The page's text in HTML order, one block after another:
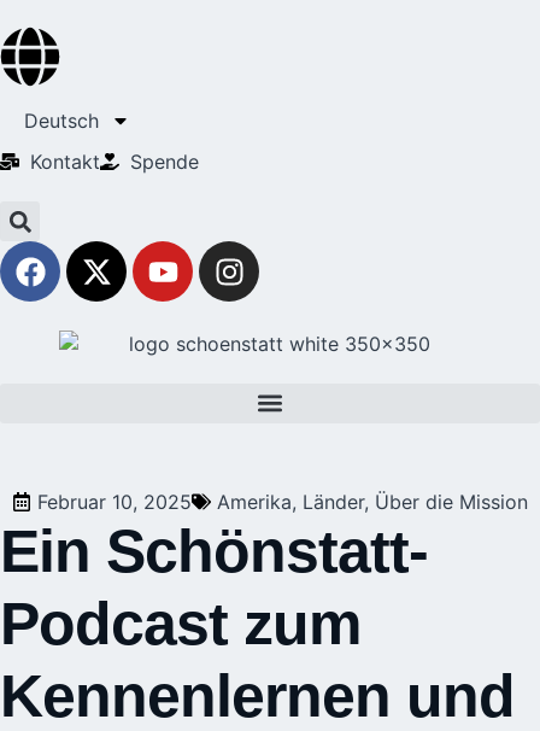
Deutsch
Kontakt
Spende
Februar 10, 2025 Amerika, Länder, Über die Mission
Ein Schönstatt-
Podcast zum
Kennenlernen und